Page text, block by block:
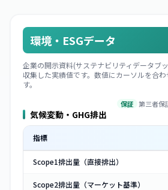
環境・ESGデータ
企業の開示資料(サステナビリティデータブ
収集した実績値です。数値にカーソルを合
す。
保証 第三者保
気候変動・GHG排出
指標
Scope1排出量（直接排出）
Scope2排出量（マーケット基準）